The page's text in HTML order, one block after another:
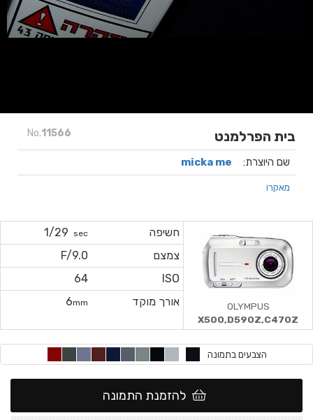
No.11566 בית הפרלמנט
שם היוצרת: micka me
מאקרו
חשיפה sec
1/29
צמצם
F/9.0
ISO
64
אורך מוקד
6mm
OLYMPUS
X500,D590Z,C470Z
הצבעים בתמונה
להזמנת התמונה